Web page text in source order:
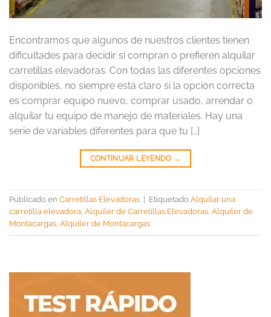
Encontramos que algunos de nuestros clientes tienen
dificultades para decidir si compran o prefieren alquilar
carretillas elevadoras. Con todas las diferentes opciones
disponibles, no siempre está claro si la opción correcta
es comprar equipo nuevo, comprar usado, arrendar o
alquilar tu equipo de manejo de materiales. Hay una
serie de variables diferentes para que tu […]
CONTINUAR LEYENDO →
Publicado en Carretillas Elevadoras Etiquetado Alquilar una
carretilla elevadora, Alquiler de Carretillas Elevadoras, Alquiler de
Montacargas, Alquiler de Montacargas